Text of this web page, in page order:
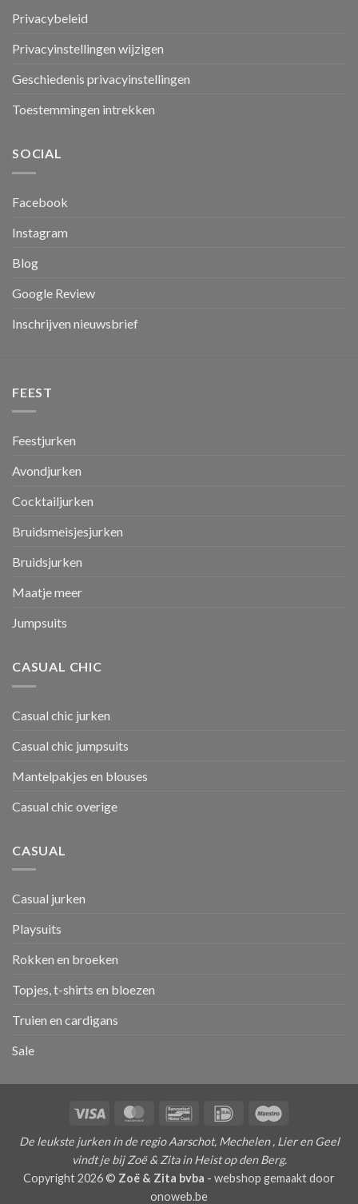
Privacybeleid
Privacyinstellingen wijzigen
Geschiedenis privacyinstellingen
Toestemmingen intrekken
SOCIAL
Facebook
Instagram
Blog
Google Review
Inschrijven nieuwsbrief
FEEST
Feestjurken
Avondjurken
Cocktailjurken
Bruidsmeisjesjurken
Bruidsjurken
Maatje meer
Jumpsuits
CASUAL CHIC
Casual chic jurken
Casual chic jumpsuits
Mantelpakjes en blouses
Casual chic overige
CASUAL
Casual jurken
Playsuits
Rokken en broeken
Topjes, t-shirts en bloezen
Truien en cardigans
Sale
Visa MasterCardBancontactIDeal
De leukste jurken in de regio Aarschot, Mechelen , Lier en Geel
vindt je bij Zoë & Zita in Heist op den Berg.
Copyright 2026 © Zoë & Zita bvba - webshop gemaakt door
onoweb.be